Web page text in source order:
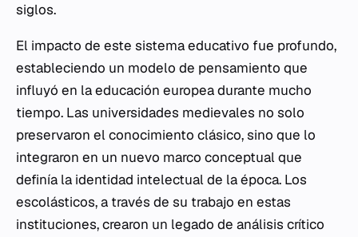
siglos.
El impacto de este sistema educativo fue profundo,
estableciendo un modelo de pensamiento que
influyó en la educación europea durante mucho
tiempo. Las universidades medievales no solo
preservaron el conocimiento clásico, sino que lo
integraron en un nuevo marco conceptual que
definía la identidad intelectual de la época. Los
escolásticos, a través de su trabajo en estas
instituciones, crearon un legado de análisis crítico